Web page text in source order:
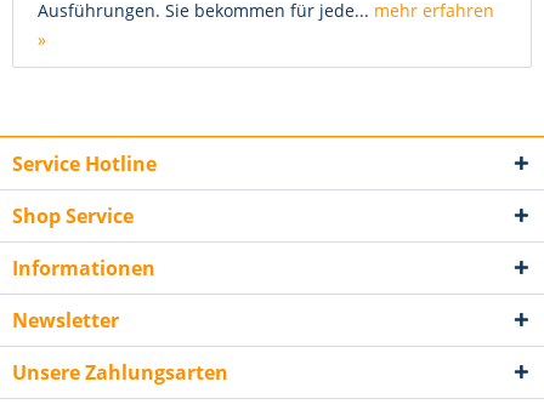
Ausführungen. Sie bekommen für jede... mehr erfahren
»
Service Hotline
Shop Service
Informationen
Newsletter
Unsere Zahlungsarten